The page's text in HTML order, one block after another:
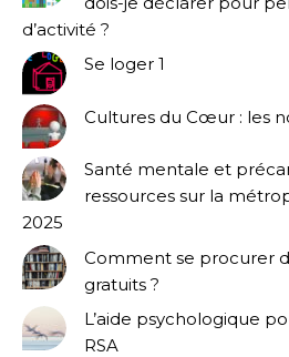
d’activité ?
Se loger 1
Cultures du Cœur : les
Santé mentale et
ressources sur la
2025
Comment se procurer
gratuits ?
L’aide psychologique
RSA